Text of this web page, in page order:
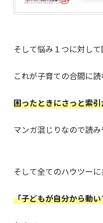
そして悩み１つに対して
これが子育ての合間に
困ったときにさっと索
マンガ混じりなので読
そして全てのハウツーに
「子どもが自分から動